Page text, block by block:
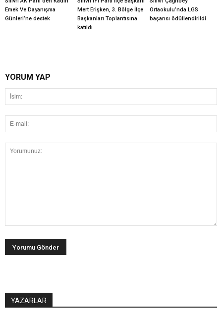
Emek Ve Dayanışma
Günleri’ne destek
Mert Erişken, 3. Bölge İlçe
Başkanları Toplantısına
katıldı
Ortaokulu’nda LGS
başarısı ödüllendirildi
YORUM YAP
YAZARLAR